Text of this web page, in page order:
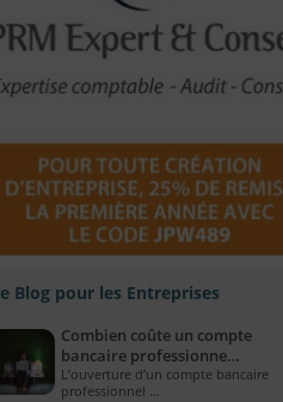
Blog pour les Entreprises
Combien coûte un compte
bancaire professionne…
L’ouverture d’un compte bancaire
professionnel …